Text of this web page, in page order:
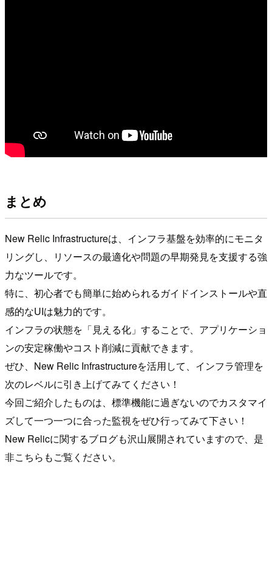
まとめ
New Relic Infrastructureは、インフラ基盤を効率的にモニタ
リングし、リソースの最適化や問題の早期発見を支援する強
力なツールです。
特に、初心者でも簡単に始められるガイドインストールや直
感的なUIは魅力的です。
インフラの状態を「見える化」することで、アプリケーショ
ンの安定稼働やコスト削減に貢献できます。
ぜひ、New Relic Infrastructureを活用して、インフラ管理を
次のレベルに引き上げてみてください！
今回ご紹介したものは、標準機能に過ぎないのでカスタマイ
ズして一つ一つに合った監視をぜひ行ってみて下さい！
New Relicに関するブログも沢山展開されていますので、是
非こちらもご覧ください。